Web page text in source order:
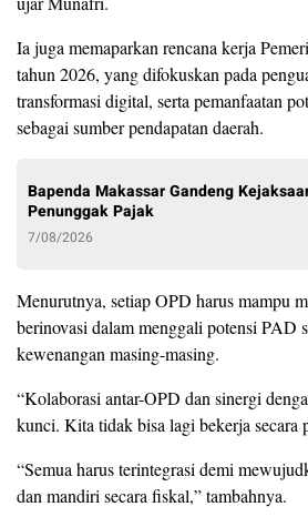
Ia juga memaparkan rencana kerja
tahun 2026, yang difokuskan pada
transformasi digital, serta pemanfaatan
sebagai sumber pendapatan daerah.
Bapenda Makassar Gandeng
Penunggak Pajak
7/08/2026
Menurutnya, setiap OPD harus mampu
berinovasi dalam menggali potensi PAD
kewenangan masing-masing.
“Kolaborasi antar-OPD dan sinergi
kunci. Kita tidak bisa lagi bekerja secara
“Semua harus terintegrasi demi
dan mandiri secara fiskal,” tambahnya.